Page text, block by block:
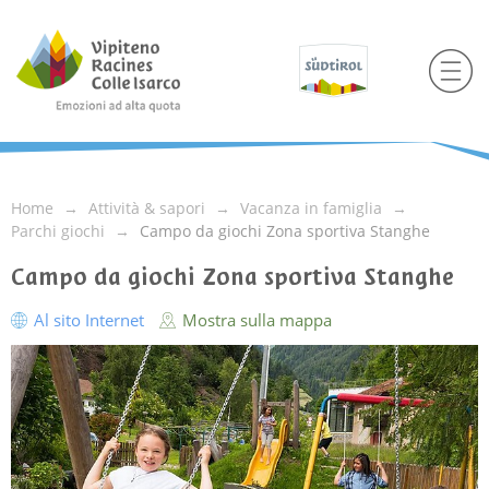
Home Attività & sapori
Vacanza in famiglia
Parchi giochi
Campo da giochi Zona sportiva Stanghe
Campo da giochi Zona sportiva Stanghe
Al sito Internet Mostra sulla mappa